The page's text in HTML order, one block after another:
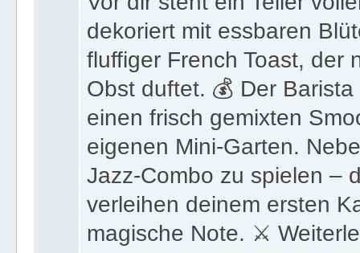
Obst duftet. 💰 Der
einen frisch gemixten
eigenen Mini-Garten.
Jazz-Combo zu spielen –
verleihen deinem ersten
magische Note. ⚔
Moderatoren:Ronald Johannes
Hanko, Roland Michie Schwab
Untergeordnete Boards